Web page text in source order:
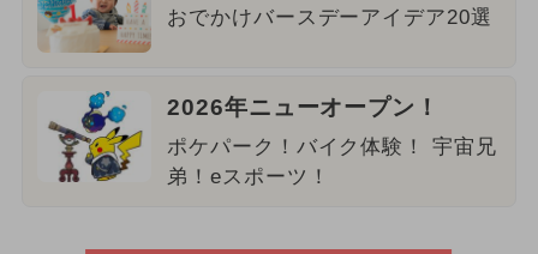
おでかけバースデーアイデア20選
2026年ニューオープン！
ポケパーク！バイク体験！ 宇宙兄
弟！eスポーツ！